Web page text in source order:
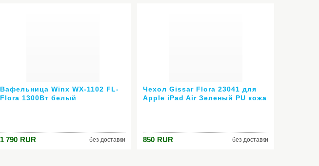
Вафельница Winx WX-1102 FL-
Flora 1300Вт белый
1 790 RUR без доставки
Чехол Gissar Flora 23041 для
Apple iPad Air Зеленый PU кожа
850 RUR без доставки